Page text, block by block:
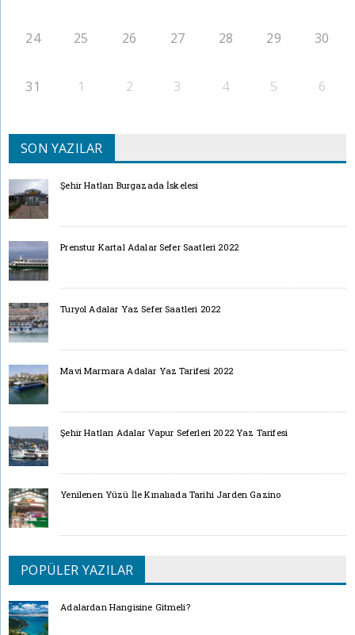
24 25 26 27 28 29 30
31 1 2 3 4 5 6
SON YAZILAR
Şehir Hatları Burgazada İskelesi
Prenstur Kartal Adalar Sefer Saatleri 2022
Turyol Adalar Yaz Sefer Saatleri 2022
Mavi Marmara Adalar Yaz Tarifesi 2022
Şehir Hatları Adalar Vapur Seferleri 2022 Yaz Tarifesi
Yenilenen Yüzü İle Kınalıada Tarihi Jarden Gazino
POPÜLER YAZILAR
Adalardan Hangisine Gitmeli?